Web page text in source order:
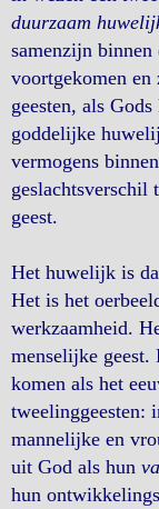
duurzaam
samenzijn
voortgekomen
geesten, als
goddelijke
vermogens
geslachtsverschil
geest.
Het huwelijk is
Het is het
werkzaamheid.
menselijke
komen als het
tweelinggeesten:
mannelijke en
uit God als hun
hun